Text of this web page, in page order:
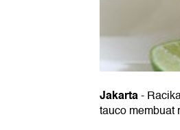
Jakarta-
tauco membuat